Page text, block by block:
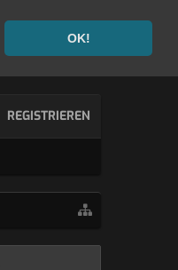
OK!
REGISTRIEREN